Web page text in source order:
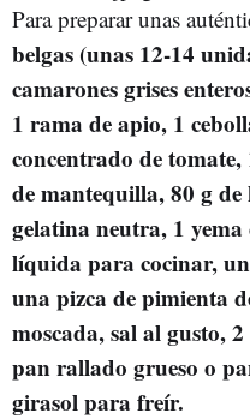
Para preparar unas
belgas (unas 12-14
camarones grises
1 rama de apio, 1
concentrado de
de mantequilla, 80 g
gelatina neutra, 1
líquida para cocinar,
una pizca de pimienta
moscada, sal al gusto,
pan rallado grueso o
girasol para freír.